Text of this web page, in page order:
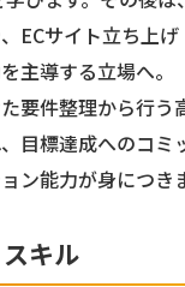
ECサイト立ち上
主導する立場へ。
要件整理から行う
目標達成へのコミ
ン能力が身につき
キル